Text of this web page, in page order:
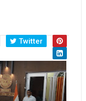
Twitter